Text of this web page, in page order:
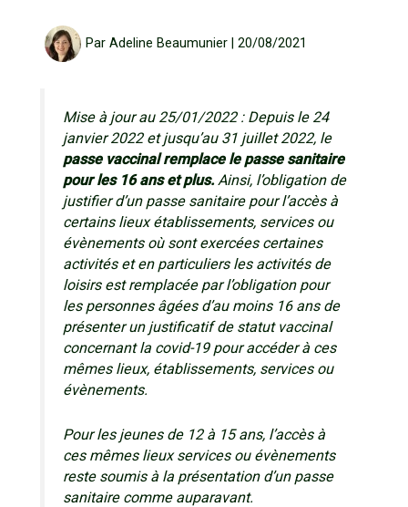
Par Adeline Beaumunier | 20/08/2021
Mise à jour au 25/01/2022 : Depuis le 24
janvier 2022 et jusqu’au 31 juillet 2022, le
passe vaccinal remplace le passe sanitaire
pour les 16 ans et plus.Ainsi, l’obligation de
justifier d’un passe sanitaire pour l’accès à
certains lieux établissements, services ou
évènements où sont exercées certaines
activités et en particuliers les activités de
loisirs est remplacée par l’obligation pour
les personnes âgées d’au moins 16 ans de
présenter un justificatif de statut vaccinal
concernant la covid-19 pour accéder à ces
mêmes lieux, établissements, services ou
évènements.
Pour les jeunes de 12 à 15 ans, l’accès à
ces mêmes lieux services ou évènements
reste soumis à la présentation d’un passe
sanitaire comme auparavant.